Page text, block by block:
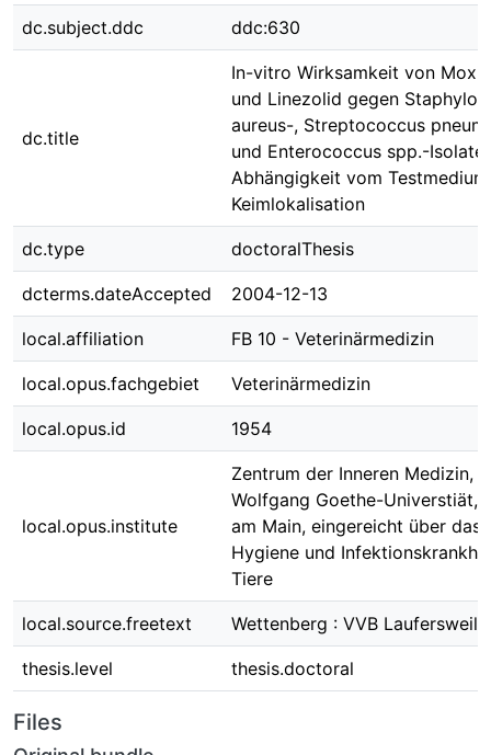
dc.subject.ddc ddc:630
dc.title
In-vitro Wirksamkeit von
und Linezolid gegen
aureus-, Streptococcus
und Enterococcus spp.-Isolate
Abhängigkeit vom
Keimlokalisation
dc.type doctoralThesis
dcterms.dateAccepted 2004-12-13
local.affiliation FB 10 - Veterinärmedizin
local.opus.fachgebiet Veterinärmedizin
local.opus.id 1954
local.opus.institute
Zentrum der Inneren Medizin,
Wolfgang Goethe-Universtiät,
am Main, eingereicht über das
Hygiene und
Tiere
local.source.freetext Wettenberg : VVB
thesis.level thesis.doctoral
Files